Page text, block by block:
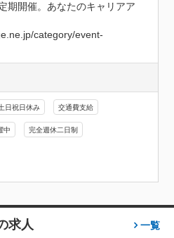
期開催。あなたのキャリアア
category/event-
日祝日休み 交通費支給
中 完全週休二日制
求人 一覧